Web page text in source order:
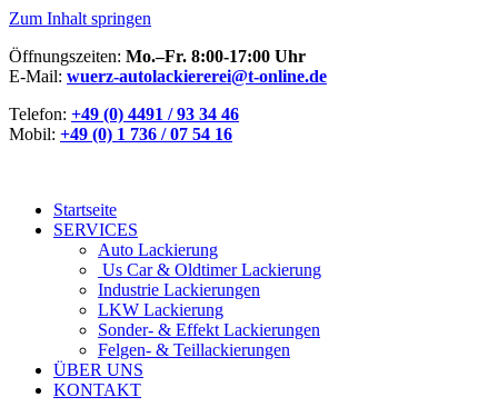
Zum Inhalt springen
Öffnungszeiten: Mo.–Fr. 8:00-17:00 Uhr
E-Mail: wuerz-autolackiererei@t-online.de
Telefon: +49 (0) 4491 / 93 34 46
Mobil: +49 (0) 1 736 / 07 54 16
Startseite
SERVICES
Auto Lackierung
Us Car & Oldtimer Lackierung
Industrie Lackierungen
LKW Lackierung
Sonder- & Effekt Lackierungen
Felgen- & Teillackierungen
ÜBER UNS
KONTAKT